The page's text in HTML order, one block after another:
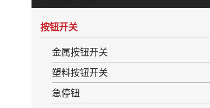
按钮开关
金属按钮开关
塑料按钮开关
急停钮